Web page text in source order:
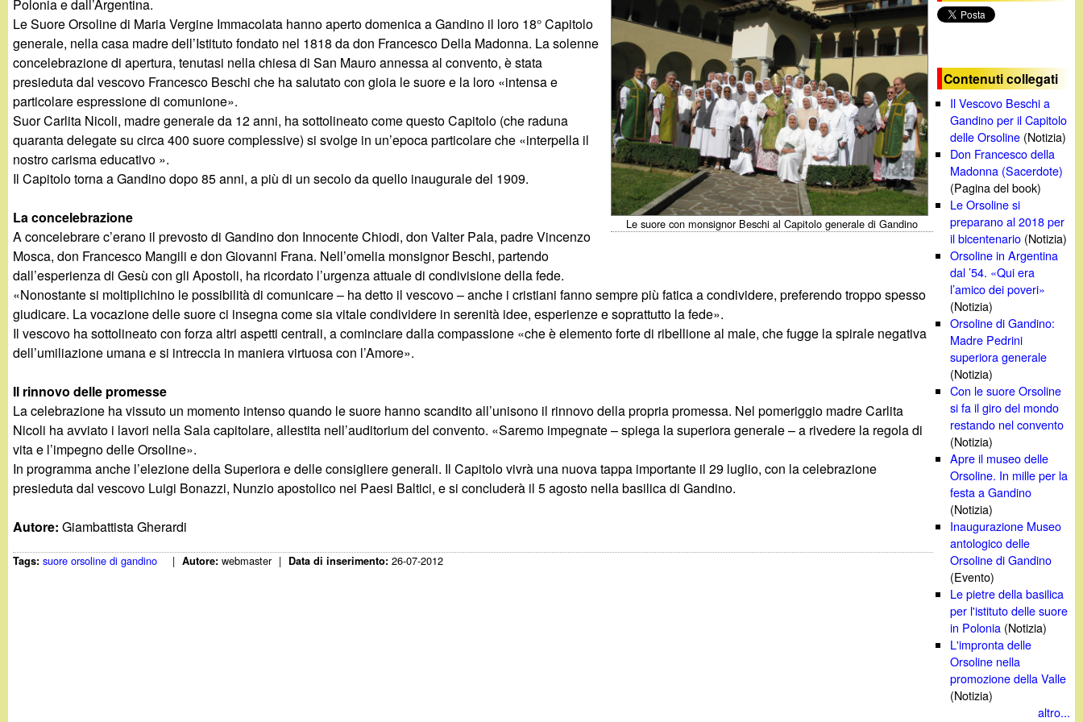
g
a
n
d
i
n
o
.
i
t
c
a
Le suore con monsignor Beschi al Capitolo generale di Gandino
Polonia e dall’Argentina.
Le Suore Orsoline di Maria Vergine Immacolata hanno aperto domenica a Gandino il loro 18° Capitolo
generale, nella casa madre dell’Istituto fondato nel 1818 da don Francesco Della Madonna. La solenne
concelebrazione di apertura, tenutasi nella chiesa di San Mauro annessa al convento, è stata
presieduta dal vescovo Francesco Beschi che ha salutato con gioia le suore e la loro «intensa e
particolare espressione di comunione».
Suor Carlita Nicoli, madre generale da 12 anni, ha sottolineato come questo Capitolo (che raduna
quaranta delegate su circa 400 suore complessive) si svolge in un’epoca particolare che «interpella il
nostro carisma educativo ».
Il Capitolo torna a Gandino dopo 85 anni, a più di un secolo da quello inaugurale del 1909.
La concelebrazione
A concelebrare c’erano il prevosto di Gandino don Innocente Chiodi, don Valter Pala, padre Vincenzo
Mosca, don Francesco Mangili e don Giovanni Frana. Nell’omelia monsignor Beschi, partendo
dall’esperienza di Gesù con gli Apostoli, ha ricordato l’urgenza attuale di condivisione della fede.
«Nonostante si moltiplichino le possibilità di comunicare – ha detto il vescovo – anche i cristiani fanno sempre più fatica a condividere, preferendo troppo spesso
giudicare. La vocazione delle suore ci insegna come sia vitale condividere in serenità idee, esperienze e soprattutto la fede».
Il vescovo ha sottolineato con forza altri aspetti centrali, a cominciare dalla compassione «che è elemento forte di ribellione al male, che fugge la spirale negativa
dell’umiliazione umana e si intreccia in maniera virtuosa con l’Amore».
Il rinnovo delle promesse
La celebrazione ha vissuto un momento intenso quando le suore hanno scandito all’unisono il rinnovo della propria promessa. Nel pomeriggio madre Carlita
Nicoli ha avviato i lavori nella Sala capitolare, allestita nell’auditorium del convento. «Saremo impegnate – spiega la superiora generale – a rivedere la regola di
vita e l’impegno delle Orsoline».
In programma anche l’elezione della Superiora e delle consigliere generali. Il Capitolo vivrà una nuova tappa importante il 29 luglio, con la celebrazione
presieduta dal vescovo Luigi Bonazzi, Nunzio apostolico nei Paesi Baltici, e si concluderà il 5 agosto nella basilica di Gandino.
Autore:Giambattista Gherardi
Tags:suore orsoline di gandino | Autore:webmaster | Data di inserimento:26-07-2012
Contenuti collegati
Il Vescovo Beschi a
Gandino per il Capitolo
delle Orsoline (Notizia)
Don Francesco della
Madonna (Sacerdote)
(Pagina del book)
Le Orsoline si
preparano al 2018 per
il bicentenario (Notizia)
Orsoline in Argentina
dal ’54. «Qui era
l’amico dei poveri»
(Notizia)
Orsoline di Gandino:
Madre Pedrini
superiora generale
(Notizia)
Con le suore Orsoline
si fa il giro del mondo
restando nel convento
(Notizia)
Apre il museo delle
Orsoline. In mille per la
festa a Gandino
(Notizia)
Inaugurazione Museo
antologico delle
Orsoline di Gandino
(Evento)
Le pietre della basilica
per l'istituto delle suore
in Polonia (Notizia)
L'impronta delle
Orsoline nella
promozione della Valle
(Notizia)
altro...